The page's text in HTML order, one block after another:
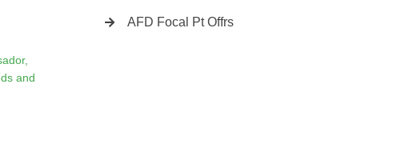
and
AFD Focal Pt Offrs